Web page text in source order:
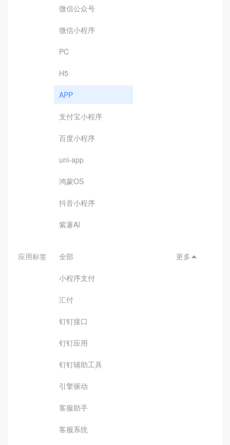
微信公众号
微信小程序
PC
H5
APP
支付宝小程序
百度小程序
uni-app
鸿蒙OS
抖音小程序
紫薯AI
应用标签 全部
小程序支付
汇付
钉钉接口
钉钉应用
钉钉辅助工具
引擎驱动
客服助手
客服系统
更多 